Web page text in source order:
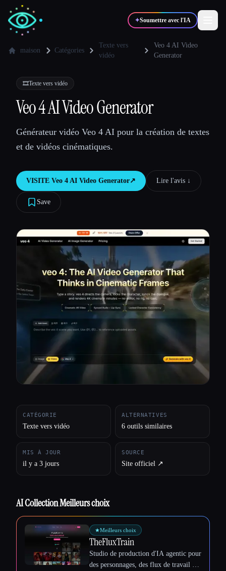
✦Soumettre avec l'IA
💻Développeurs 📈 Marketeurs
🎓Étudiants
Blog
Toutes les catégories
À propos
maison Catégories
Texte vers
vidéo
Veo 4 AI Video
Generator
🎞️Texte vers vidéo
Veo 4 AI Video Generator
Générateur vidéo Veo 4 AI pour la création de textes
et de vidéos cinématiques.
VISITE Veo 4 AI Video Generator↗︎ Lire l'avis ↓︎
Save
CATÉGORIE
Texte vers vidéo
ALTERNATIVES
6 outils similaires
MIS À JOUR
il y a 3 jours
SOURCE
Site officiel ↗︎
AI Collection Meilleurs choix
★Meilleurs choix
TheFluxTrain
Studio de production d'IA agentic pour
des personnages, des flux de travail et